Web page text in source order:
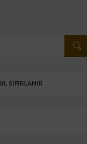
SIFIRLANIR